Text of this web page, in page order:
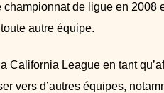
de ligue en 2008
autre équipe.
California League en tant
vers d’autres équipes,